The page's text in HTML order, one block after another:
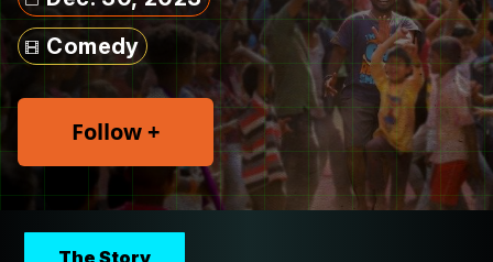
Comedy
Follow +
The Story